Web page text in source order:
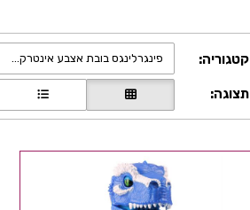
קטגוריה: פינגרלינגס בובת אצבע
תצוגה: